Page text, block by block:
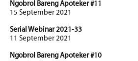
Ngobrol Bareng Apoteker #11
15 September 2021
Serial Webinar 2021-33
11 September 2021
Ngobrol Bareng Apoteker #10